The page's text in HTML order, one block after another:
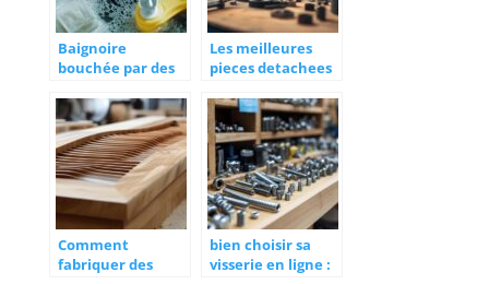
Baignoire
bouchée par des
solutions et
astuces de
plombier
professionnel
Les meilleures
pieces detachees
roulants a
decouvrir
Comment
fabriquer des
bien choisir sa
visserie en ligne :